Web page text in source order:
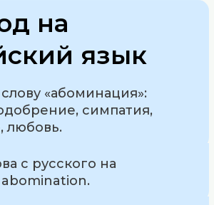
на
язык
«абоминация»:
симпатия,
любовь.
с русского на